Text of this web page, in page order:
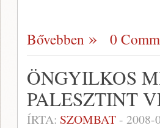
Bővebben 0
ÖNGYILKOS
PALESZTINT
ÍRTA: SZOMBAT- 2008-